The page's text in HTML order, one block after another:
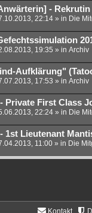
- Rekrutin
22:14 » in Die
19:35 » in Archiv
Aufklärung"
17:53 » in Archiv
Private First Class
22:24 » in Die
1st Lieutenant
11:00 » in Die
Kontakt